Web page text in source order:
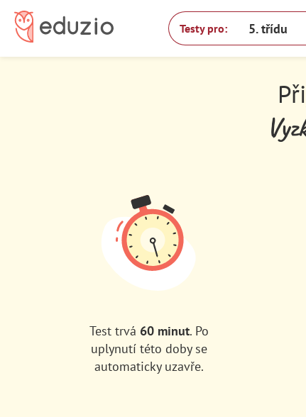
Testy pro: 5. třídu
Test trvá 60 minut. Po
uplynutí této doby se
automaticky uzavře.